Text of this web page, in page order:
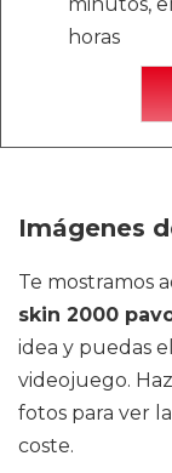
horas
Imágenes
Te mostramos
skin 2000
idea y puedas
videojuego.
fotos para ver
coste.